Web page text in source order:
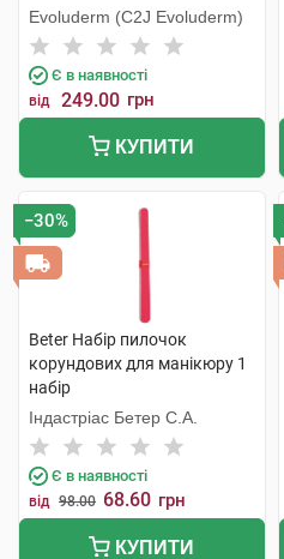
Evoluderm (C2J Evoluderm)
Є в наявності
від 249.00 грн
КУПИТИ
−30%
Beter Набір пилочок
корундових для манікюру 1
набір
Індастріас Бетер С.А.
Є в наявності
від 98.00 68.60 грн
КУПИТИ